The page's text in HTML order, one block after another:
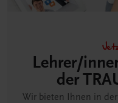
Lehrer/
der
Wir bieten Ihnen in der